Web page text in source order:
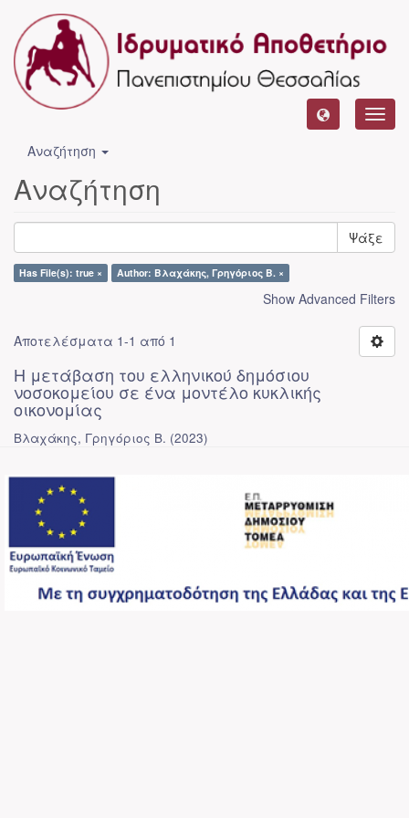
Αναζήτηση
Αναζήτηση
Ψάξε
Has File(s): true × Author: Βλαχάκης, Γρηγόριος Β. ×
Show Advanced Filters
Αποτελέσματα 1-1 από 1
Η μετάβαση του ελληνικού δημόσιου
νοσοκομείου σε ένα μοντέλο κυκλικής
οικονομίας
Βλαχάκης, Γρηγόριος Β. (2023)